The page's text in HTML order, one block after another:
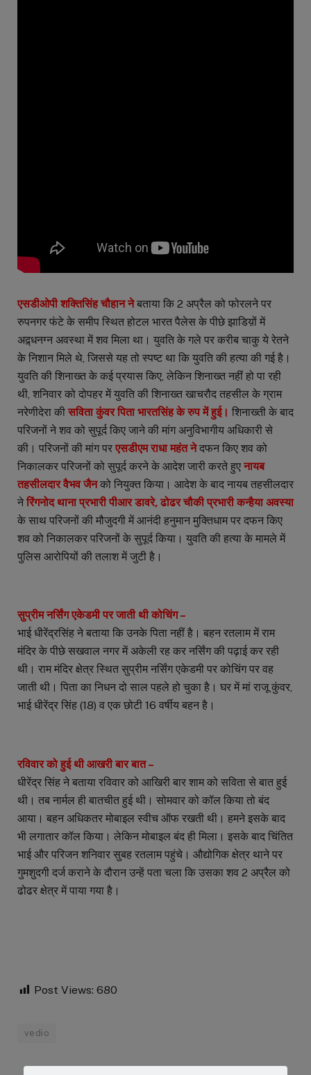
एसडीओपी शक्तिसिंह चौहान ने बताया कि 2 अप्रैल को फोरलने पर
रुपनगर फंटे के समीप स्थित होटल भारत पैलेस के पीछे झाडिय़ों में
अद्र्धनग्न अवस्था में शव मिला था। युवति के गले पर करीब चाकु ये रेतने
के निशान मिले थे, जिससे यह तो स्पष्ट था कि युवति की हत्या की गई है।
युवति की शिनाख्त के कई प्रयास किए, लेकिन शिनाख्त नहीं हो पा रही
थी, शनिवार को दोपहर में युवति की शिनाख्त खाचरौद तहसील के ग्राम
नरेणीदेरा की सविता कुंवर पिता भारतसिंह के रुप में हुई। शिनाख्ती के बाद
परिजनों ने शव को सुपूर्द किए जाने की मांग अनुविभागीय अधिकारी से
की। परिजनों की मांग पर एसडीएम राधा महंत नेदफन किए शव को
निकालकर परिजनों को सुपूर्द करने के आदेश जारी करते हुए नायब
तहसीलदार वैभव जैन को नियुक्त किया। आदेश के बाद नायब तहसीलदार
नेरिंगनोद थाना प्रभारी पीआर डावरे, ढोढर चौकी प्रभारी कन्हैया अवस्या
के साथ परिजनों की मौजुदगी में आनंदी हनुमान मुक्तिधाम पर दफन किए
शव को निकालकर परिजनों के सुपूर्द किया। युवति की हत्या के मामले में
पुलिस आरोपियों की तलाश में जुटी है।
सुप्रीम नर्सिंग एकेडमी पर जाती थी कोचिंग –
भाई धीरेंद्रसिंह ने बताया कि उनके पिता नहीं है। बहन रतलाम में राम
मंदिर के पीछे सखवाल नगर में अकेली रह कर नर्सिंग की पढ़ाई कर रही
थी। राम मंदिर क्षेत्र स्थित सुप्रीम नर्सिंग एकेडमी पर कोचिंग पर वह
जाती थी। पिता का निधन दो साल पहले हो चुका है। घर में मां राजू कुंवर,
भाई धीरेंद्र सिंह (18) व एक छोटी 16 वर्षीय बहन है।
रविवार को हुई थी आखरी बार बात –
धीरेंद्र सिंह ने बताया रविवार को आखिरी बार शाम को सविता से बात हुई
थी। तब नार्मल ही बातचीत हुई थी। सोमवार को कॉल किया तो बंद
आया। बहन अधिकतर मोबाइल स्वीच ऑफ रखती थी। हमने इसके बाद
भी लगातार कॉल किया। लेकिन मोबाइल बंद ही मिला। इसके बाद चिंतित
भाई और परिजन शनिवार सुबह रतलाम पहुंचे। औद्योगिक क्षेत्र थाने पर
गुमशुदगी दर्ज कराने के दौरान उन्हें पता चला कि उसका शव 2 अप्रैल को
ढोढर क्षेत्र में पाया गया है।
Post Views: 680
vedio